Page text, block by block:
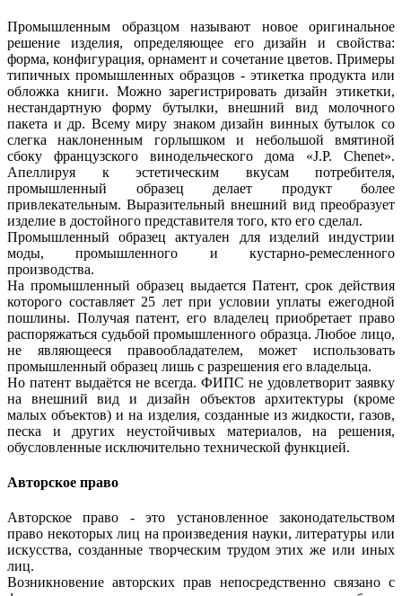
Промышленным образцом называют новое оригинальное
решение изделия, определяющее его дизайн и свойства:
форма, конфигурация, орнамент и сочетание цветов. Примеры
типичных промышленных образцов - этикетка продукта или
обложка книги. Можно зарегистрировать дизайн этикетки,
нестандартную форму бутылки, внешний вид молочного
пакета и др. Всему миру знаком дизайн винных бутылок со
слегка наклоненным горлышком и небольшой вмятиной
сбоку французского винодельческого дома «J.P. Chenet».
Апеллируя к эстетическим вкусам потребителя,
промышленный образец делает продукт более
привлекательным. Выразительный внешний вид преобразует
изделие в достойного представителя того, кто его сделал.
Промышленный образец актуален для изделий индустрии
моды, промышленного и кустарно-ремесленного
производства.
На промышленный образец выдается Патент, срок действия
которого составляет 25 лет при условии уплаты ежегодной
пошлины. Получая патент, его владелец приобретает право
распоряжаться судьбой промышленного образца. Любое лицо,
не являющееся правообладателем, может использовать
промышленный образец лишь с разрешения его владельца.
Но патент выдаётся не всегда. ФИПС не удовлетворит заявку
на внешний вид и дизайн объектов архитектуры (кроме
малых объектов) и на изделия, созданные из жидкости, газов,
песка и других неустойчивых материалов, на решения,
обусловленные исключительно технической функцией.
Авторское право
Авторское право - это установленное законодательством
право некоторых лиц на произведения науки, литературы или
искусства, созданные творческим трудом этих же или иных
лиц.
Возникновение авторских прав непосредственно связано с